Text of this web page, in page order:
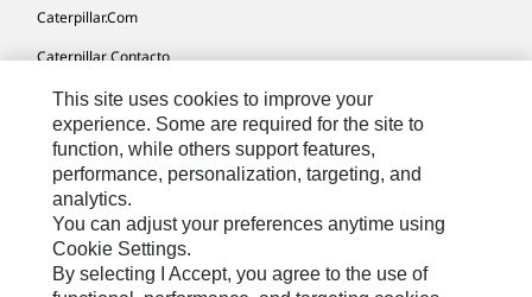
Caterpillar.com
Caterpillar Contacto
Mis Preferencias De Marketing
Site Map
Cookie Settings
Legal
Privacy
This site uses cookies to improve your
experience. Some are required for the site to
function, while others support features,
performance, personalization, targeting, and
analytics.
You can adjust your preferences anytime using
Cookie Settings.
By selecting I Accept, you agree to the use of